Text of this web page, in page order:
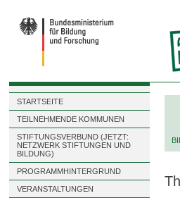
STARTSEITE
TEILNEHMENDE KOMMUNEN
STIFTUNGSVERBUND (JETZT:
NETZWERK STIFTUNGEN UND
BILDUNG)
PROGRAMMHINTERGRUND
VERANSTALTUNGEN